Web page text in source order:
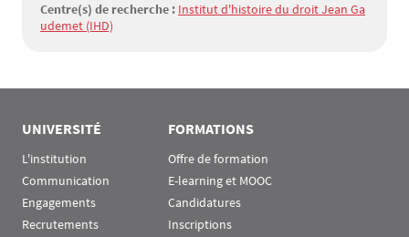
Centre(s) de recherche : Institut d'histoire du droit Jean Ga
udemet (IHD)
UNIVERSITÉ
L'institution
Communication
Engagements
Recrutements
FORMATIONS
Offre de formation
E-learning et MOOC
Candidatures
Inscriptions